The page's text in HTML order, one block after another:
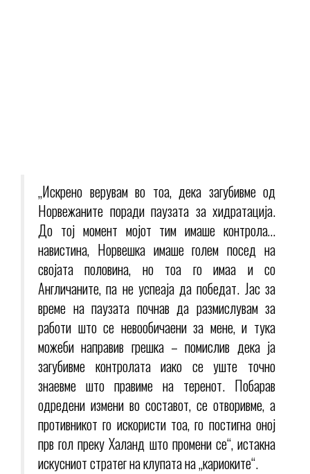
„Искрено верувам во тоа, дека загубивме од
Норвежаните поради паузата за хидратација.
До тој момент мојот тим имаше контрола…
навистина, Норвешка имаше голем посед на
својата половина, но тоа го имаа и со
Англичаните, па не успеаја да победат. Јас за
време на паузата почнав да размислувам за
работи што се невообичаени за мене, и тука
можеби направив грешка – помислив дека ја
загубивме контролата иако се уште точно
знаевме што правиме на теренот. Побарав
одредени измени во составот, се отворивме, а
противникот го искористи тоа, го постигна оној
прв гол преку Халанд што промени се“, истакна
искусниот стратег на клупата на „кариоките“.